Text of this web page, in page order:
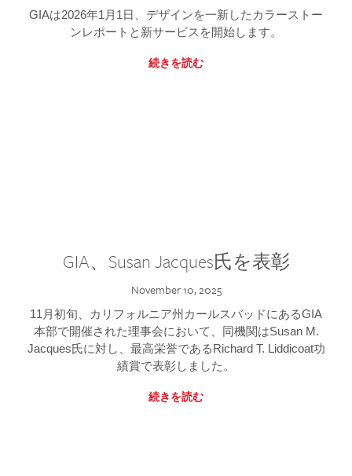
GIAは2026年1月1日、デザインを一新したカラーストー
ンレポートと新サービスを開始します。
続きを読む
GIA、Susan Jacques氏を表彰
November 10, 2025
11月初旬、カリフォルニア州カールスバッドにあるGIA
本部で開催された理事会において、同機関はSusan M.
Jacques氏に対し、最高栄誉であるRichard T. Liddicoat功
績賞で表彰しました。
続きを読む